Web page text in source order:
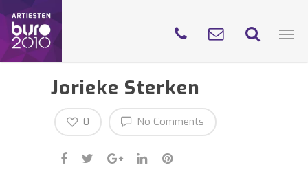
Jorieke Sterken
No Comments
0